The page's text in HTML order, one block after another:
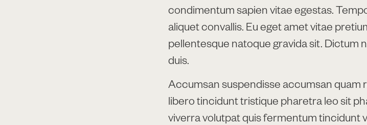
condimentum sapien vitae egestas.
aliquet convallis. Eu eget amet vitae
pellentesque natoque gravida sit. Dictum
duis.
Accumsan suspendisse accumsan quam
libero tincidunt tristique pharetra leo sit
viverra volutpat quis fermentum tincidunt